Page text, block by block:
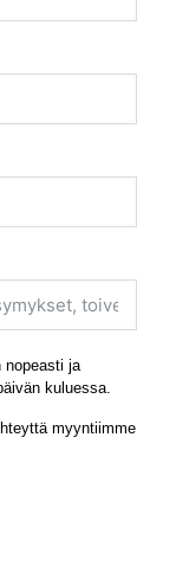
nopeasti ja
kuluessa.
myyntiimme